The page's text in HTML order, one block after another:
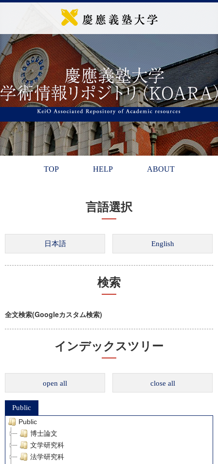
TOP HELP ABOUT
言語選択
検索
全文検索(Googleカスタム検索)
インデックスツリー
open all close all
Public
Public
博士論文
文学研究科
法学研究科